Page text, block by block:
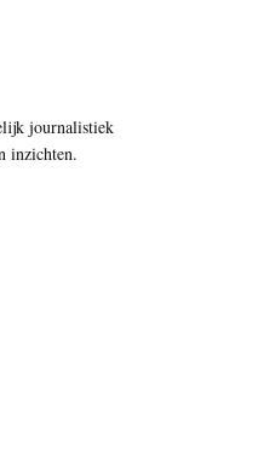
journalistiek
inzichten.